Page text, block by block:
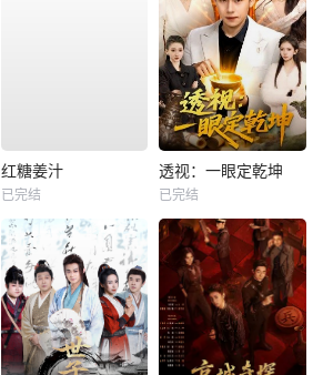
红糖姜汁
已完结
透视：一眼定乾坤
已完结